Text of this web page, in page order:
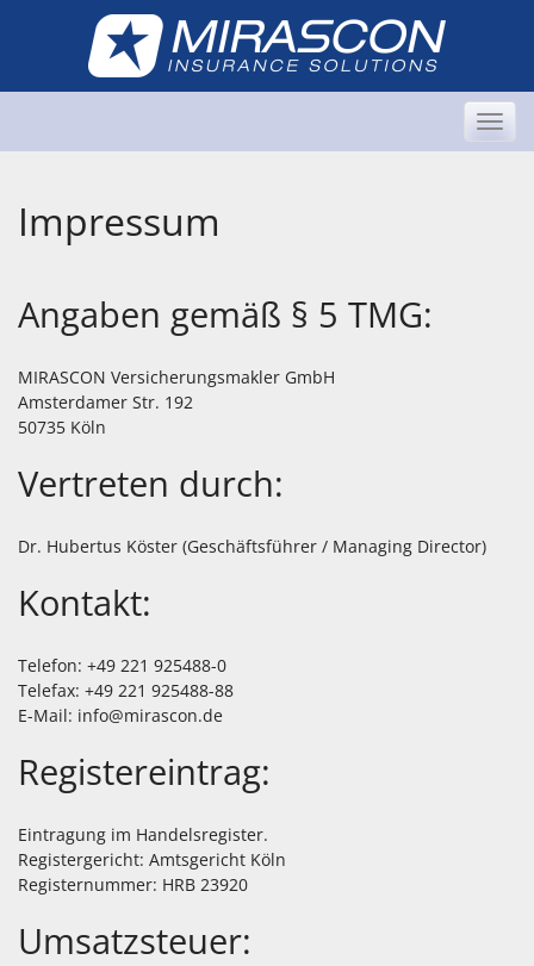
Impressum
Angaben gemäß § 5 TMG:
MIRASCON Versicherungsmakler GmbH
Amsterdamer Str. 192
50735 Köln
Vertreten durch:
Dr. Hubertus Köster (Geschäftsführer / Managing Director)
Kontakt:
Telefon: +49 221 925488-0
Telefax: +49 221 925488-88
E-Mail: info@mirascon.de
Registereintrag:
Eintragung im Handelsregister.
Registergericht: Amtsgericht Köln
Registernummer: HRB 23920
Umsatzsteuer: